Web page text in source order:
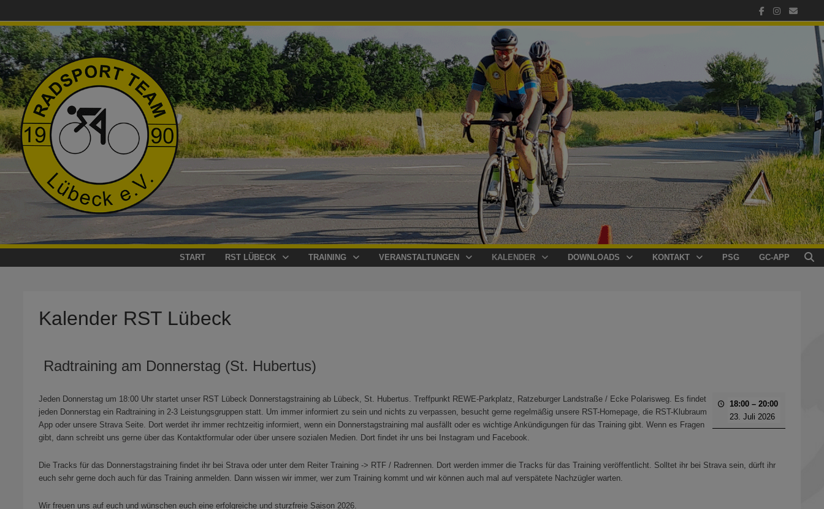
springen
START RST LÜBECK TRAINING VERANSTALTUNGEN KALENDER DOWNLOADS KONTAKT PSG GC-APP
Kalender RST Lübeck
Radtraining am Donnerstag (St. Hubertus)
18:00–20:00
23. Juli 2026
Jeden Donnerstag um 18:00 Uhr startet unser RST Lübeck Donnerstagstraining ab Lübeck, St. Hubertus. Treffpunkt REWE-Parkplatz, Ratzeburger Landstraße / Ecke Polarisweg. Es findet
jeden Donnerstag ein Radtraining in 2-3 Leistungsgruppen statt. Um immer informiert zu sein und nichts zu verpassen, besucht gerne regelmäßig unsere RST-Homepage, die RST-Klubraum
App oder unsere Strava Seite. Dort werdet ihr immer rechtzeitig informiert, wenn ein Donnerstagstraining mal ausfällt oder es wichtige Ankündigungen für das Training gibt. Wenn es Fragen
gibt, dann schreibt uns gerne über das Kontaktformular oder über unsere sozialen Medien. Dort findet ihr uns bei Instagram und Facebook.
Die Tracks für das Donnerstagstraining findet ihr bei Strava oder unter dem Reiter Training -> RTF / Radrennen. Dort werden immer die Tracks für das Training veröffentlicht. Solltet ihr bei Strava sein, dürft ihr
euch sehr gerne doch auch für das Training anmelden. Dann wissen wir immer, wer zum Training kommt und wir können auch mal auf verspätete Nachzügler warten.
Wir freuen uns auf euch und wünschen euch eine erfolgreiche und sturzfreie Saison 2026.